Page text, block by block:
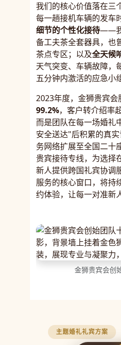
金狮贵宾会创
我们的核心价值落在三
每一趟接机车辆的发车
细节的个性化接待——我
备工夫茶全套器具，也
茶点专区；以及全天候
天气突变、车辆故障，
五分钟内激活的应急小
2023年度，金狮贵宾
99.2%，客户转介绍率
而是团队在每一场婚礼
安全送达"后积累的真
务网络扩展至全国二十
贵宾接待专线，为选择
新人提供跨国礼宾协调
服务的核心窗口，将持
约体验，让每一对准新
主题婚礼礼宾方案